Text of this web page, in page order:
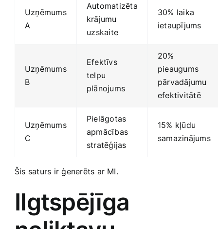
Uzņēmums
A
Automatizēta
krājumu
⁢uzskaite
30% laika⁣
ietaupījums
Uzņēmums
B
Efektīvs
telpu
plānojums
20%
pieaugums
pārvadājumu
efektivitātē
Uzņēmums
C
Pielāgotas
apmācības
stratēģijas
15% kļūdu
samazinājums
Šis saturs ir ģenerēts ar MI.
Ilgtspējīga